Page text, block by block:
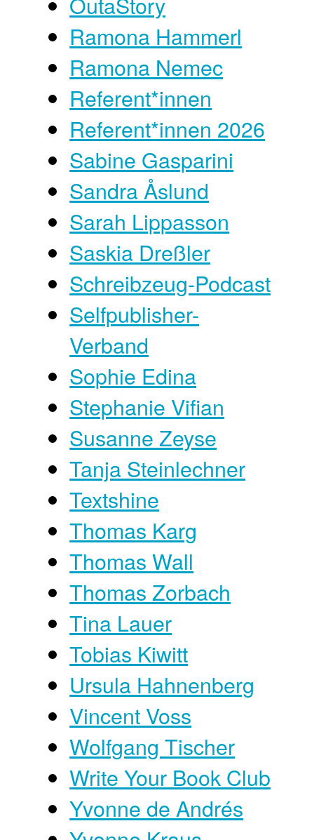
Ramona Hammerl
Ramona Nemec
Referent*innen
Referent*innen 2026
Sabine Gasparini
Sandra Åslund
Sarah Lippasson
Saskia Dreßler
Schreibzeug-Podcast
Selfpublisher-
Verband
Sophie Edina
Stephanie Vifian
Susanne Zeyse
Tanja Steinlechner
Textshine
Thomas Karg
Thomas Wall
Thomas Zorbach
Tina Lauer
Tobias Kiwitt
Ursula Hahnenberg
Vincent Voss
Wolfgang Tischer
Write Your Book Club
Yvonne de Andrés